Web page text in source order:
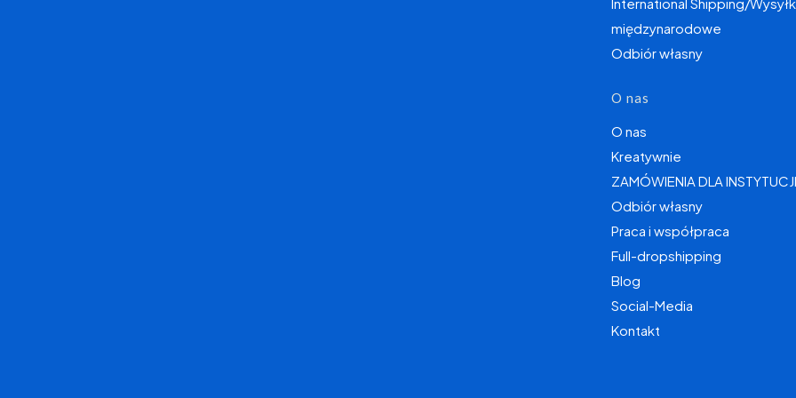
międzynarodowe
Odbiór własny
O nas
O nas
Kreatywnie
ZAMÓWIENIA DLA INSTYTUCJI
Odbiór własny
Praca i współpraca
Full-dropshipping
Blog
Social-Media
Kontakt